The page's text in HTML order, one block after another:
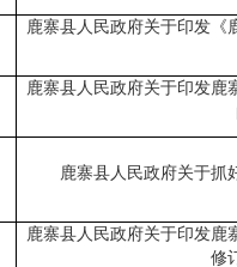
鹿寨县人民政府关于印发《
鹿寨县人民政府关于印发鹿
鹿寨县人民政府关于抓
鹿寨县人民政府关于印发鹿
修